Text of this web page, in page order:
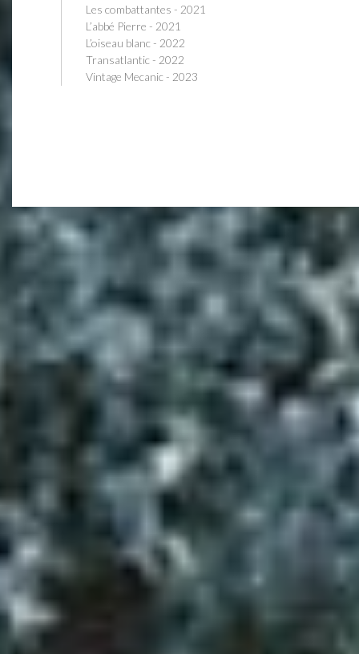
Les combattantes - 2021
L’abbé Pierre - 2021
L’oiseau blanc - 2022
Transatlantic - 2022
Vintage Mecanic - 2023